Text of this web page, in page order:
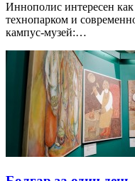
Иннополис интересен
технопарком и
кампус-музей:…